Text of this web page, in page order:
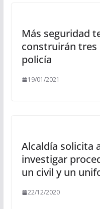
Más seguridad
construirán tres
policía
19/01/2021
Alcaldía solicita
investigar
un civil y un
22/12/2020